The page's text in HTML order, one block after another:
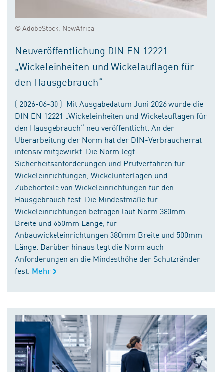
© AdobeStock: NewAfrica
Neuveröffentlichung DIN EN 12221
„Wickeleinheiten und Wickelauflagen für
den Hausgebrauch“
( 2026-06-30 ) Mit Ausgabedatum Juni 2026 wurde die
DIN EN 12221 „Wickeleinheiten und Wickelauflagen für
den Hausgebrauch“ neu veröffentlicht. An der
Überarbeitung der Norm hat der DIN-Verbraucherrat
intensiv mitgewirkt. Die Norm legt
Sicherheitsanforderungen und Prüfverfahren für
Wickeleinrichtungen, Wickelunterlagen und
Zubehörteile von Wickeleinrichtungen für den
Hausgebrauch fest. Die Mindestmaße für
Wickeleinrichtungen betragen laut Norm 380mm
Breite und 650mm Länge, für
Anbauwickeleinrichtungen 380mm Breite und 500mm
Länge. Darüber hinaus legt die Norm auch
Anforderungen an die Mindesthöhe der Schutzränder
fest. Mehr